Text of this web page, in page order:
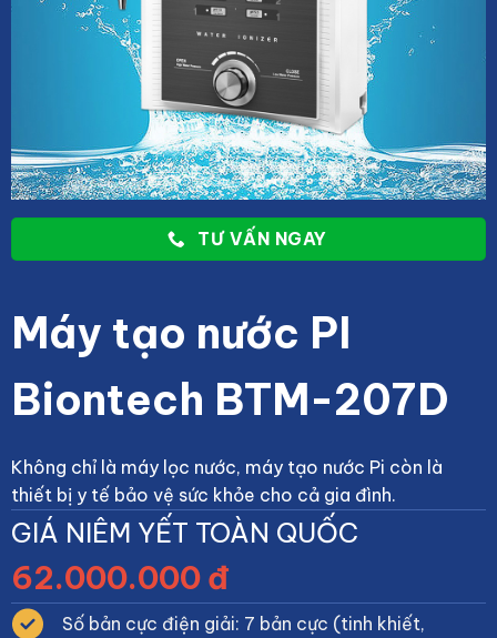
TƯ VẤN NGAY
Máy tạo nước PI
Biontech BTM-207D
Không chỉ là máy lọc nước, máy tạo nước Pi còn là
thiết bị y tế bảo vệ sức khỏe cho cả gia đình.
GIÁ NIÊM YẾT TOÀN QUỐC
62.000.000 đ
Số bản cực điện giải: 7 bản cực (tinh khiết,